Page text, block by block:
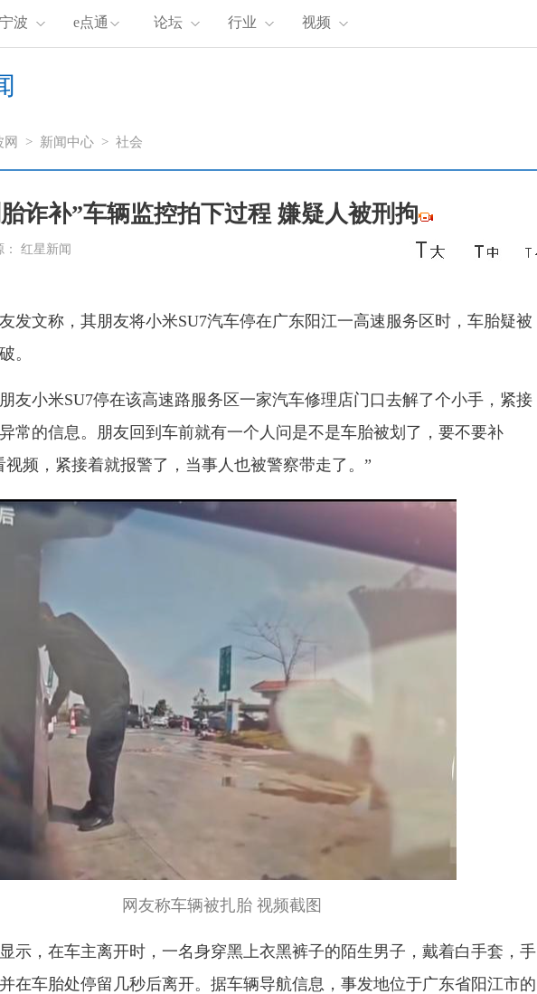
宁波 e点通 论坛 行业 视频
网 > 新闻中心 > 社会
诈补”车辆监控拍下过程 嫌疑人被刑拘
： 红星新闻
发文称，其朋友将小米SU7汽车停在广东阳江一高速服务区时，车胎疑被
。
友小米SU7停在该高速路服务区一家汽车修理店门口去解了个小手，紧接
常的信息。
朋友回到车前就有一个人问是不是车胎被划了，要不要补
视频，紧接着就报警了，当事人也被警察带走了。”
网友称车辆被扎胎 视频截图
示，在车主离开时，一名身穿黑上衣黑裤子的陌生男子，戴着白手套，手
在车胎处停留几秒后离开。据车辆导航信息，事发地位于广东省阳江市的